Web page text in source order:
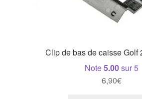
Clip de bas de caisse Golf
Note5.00sur 5
6,90€